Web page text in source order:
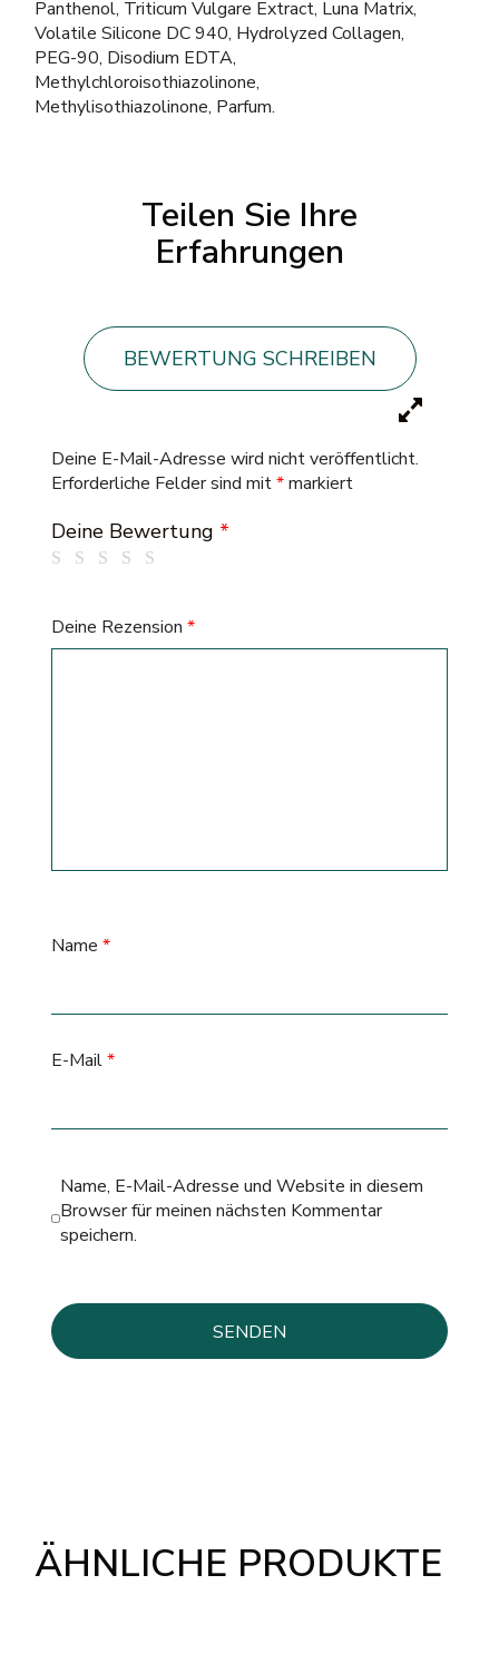
Panthenol, Triticum Vulgare Extract, Luna Matrix,
Volatile Silicone DC 940, Hydrolyzed Collagen,
PEG-90, Disodium EDTA,
Methylchloroisothiazolinone,
Methylisothiazolinone, Parfum.
Teilen Sie Ihre
Erfahrungen
BEWERTUNG SCHREIBEN
Deine E-Mail-Adresse wird nicht veröffentlicht.
Erforderliche Felder sind mit*markiert
Deine Bewertung *
Deine Rezension *
Name *
E-Mail*
Name, E-Mail-Adresse und Website in diesem
Browser für meinen nächsten Kommentar
speichern.
ÄHNLICHE PRODUKTE